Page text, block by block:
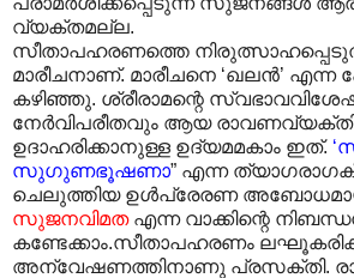
വ്യക്തമല്ല.
സീതാപഹരണത്തെ
മാരീചനാണ്. മാരീചനെ ‘ഖലൻ’ എന്ന
കഴിഞ്ഞു. ശ്രീരാമന്റെ
നേർവിപരീതവും ആയ
ഉദാഹരിക്കാനുള്ള ഉദ്യമമകാം ഇത്.
സുഗുണഭൂഷണാ” എന്ന
ചെലുത്തിയ ഉൾപ്രേരണ
സുജനവിമത എന്ന വാക്കിന്റെ
കണ്ടേക്കാം.സീതാപഹരണം
അന്വേഷണത്തിനാണു പ്രസക്തി.